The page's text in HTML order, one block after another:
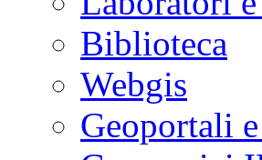
Biblioteca
Webgis
Geoportali